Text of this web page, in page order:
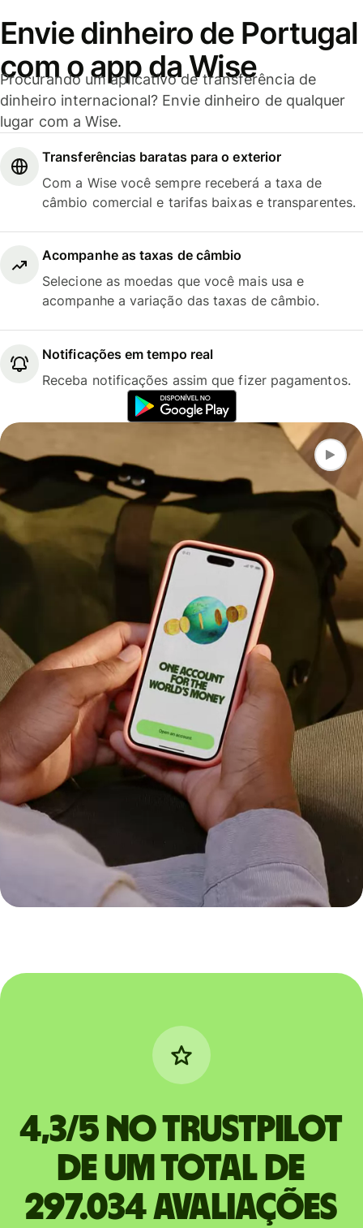
Envie dinheiro de Portugal
com o app da Wise
Procurando um aplicativo de transferência de
dinheiro internacional? Envie dinheiro de qualquer
lugar com a Wise.
Transferências baratas para o exterior
Com a Wise você sempre receberá a taxa de
câmbio comercial e tarifas baixas e transparentes.
Acompanhe as taxas de câmbio
Selecione as moedas que você mais usa e
acompanhe a variação das taxas de câmbio.
Notificações em tempo real
Receba notificações assim que fizer pagamentos.
4,3/5 no Trustpilot
de um total de
297.034 avaliações